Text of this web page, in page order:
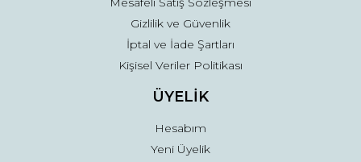
Gizlilik ve Güvenlik
İptal ve İade Şartları
Kişisel Veriler Politikası
ÜYELİK
Hesabım
Yeni Üyelik